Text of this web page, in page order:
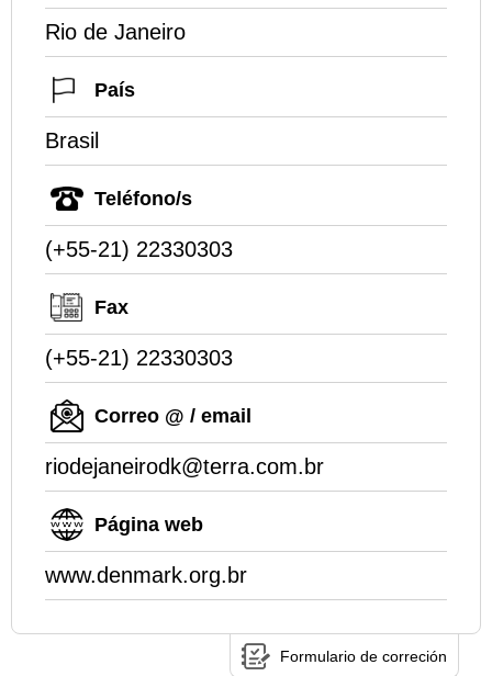
Rio de Janeiro
País
Brasil
Teléfono/s
(+55-21) 22330303
Fax
(+55-21) 22330303
Correo @ / email
riodejaneirodk@terra.com.br
Página web
www.denmark.org.br
Formulario de correción